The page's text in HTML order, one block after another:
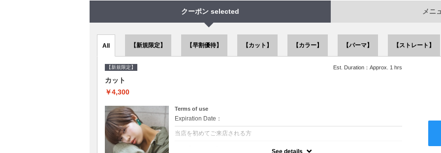
クーポン selected メニ
All 【新規限定】 【早割優待】 【カット】 【カラー】 【パーマ】 【ストレート】
【新規限定】 Est. Duration：Approx. 1 hrs
カット
￥4,300
Terms of use
Expiration Date：
当店を初めてご来店される方
See details